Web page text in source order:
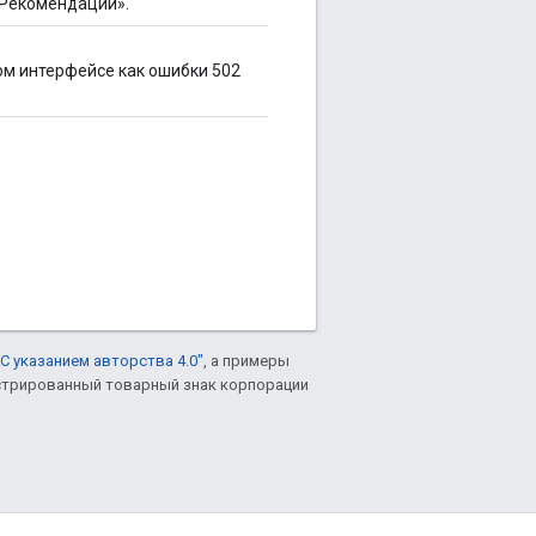
интерфейсе как ошибки 502
указанием авторства 4.0", а примеры
товарный знак корпорации